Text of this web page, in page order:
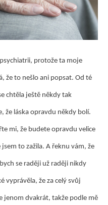
protože ta moje
že to nešlo ani popsat. Od té
chtěla ještě někdy tak
že láska opravdu někdy bolí.
mi, že budete opravdu velice
to zažila. A řeknu vám, že
se raději už raději nikdy
vyprávěla, že za celý svůj
jenom dvakrát, takže podle mě